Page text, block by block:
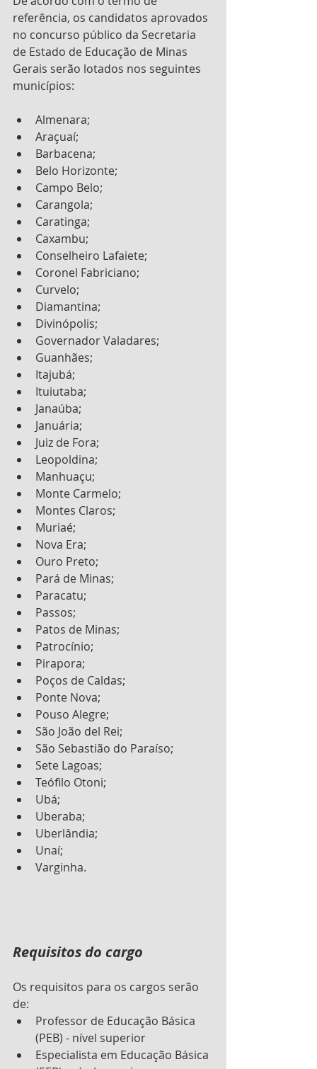
referência, os candidatos aprovados
no concurso público da Secretaria
de Estado de Educação de Minas
Gerais serão lotados nos seguintes
municípios:
Almenara;
Araçuaí;
Barbacena;
Belo Horizonte;
Campo Belo;
Carangola;
Caratinga;
Caxambu;
Conselheiro Lafaiete;
Coronel Fabriciano;
Curvelo;
Diamantina;
Divinópolis;
Governador Valadares;
Guanhães;
Itajubá;
Ituiutaba;
Janaúba;
Januária;
Juiz de Fora;
Leopoldina;
Manhuaçu;
Monte Carmelo;
Montes Claros;
Muriaé;
Nova Era;
Ouro Preto;
Pará de Minas;
Paracatu;
Passos;
Patos de Minas;
Patrocínio;
Pirapora;
Poços de Caldas;
Ponte Nova;
Pouso Alegre;
São João del Rei;
São Sebastião do Paraíso;
Sete Lagoas;
Teófilo Otoni;
Ubá;
Uberaba;
Uberlândia;
Unaí;
Varginha.
Requisitos do cargo
Os requisitos para os cargos serão
de:
Professor de Educação Básica
(PEB) - nível superior
Especialista em Educação Básica